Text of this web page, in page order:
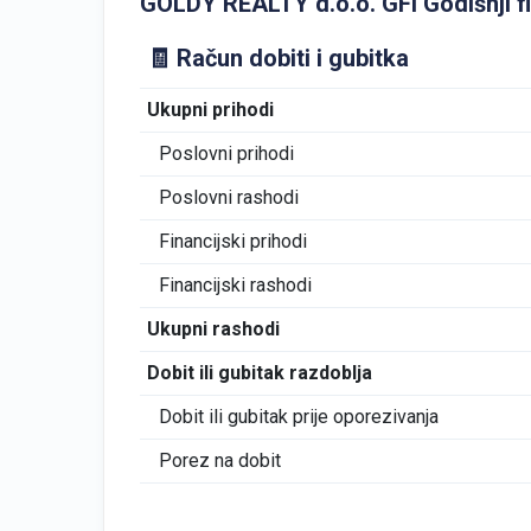
🧾 Račun dobiti i gubitka
Ukupni prihodi
Poslovni prihodi
Poslovni rashodi
Financijski prihodi
Financijski rashodi
Ukupni rashodi
Dobit ili gubitak razdoblja
Dobit ili gubitak prije oporezivanja
Porez na dobit